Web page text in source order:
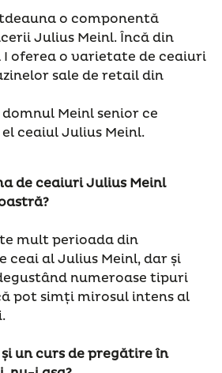
o componentă
Julius Meinl. Încă din
I oferea o varietate de ceaiuri
sale de retail din
Meinl senior ce
ceaiul Julius Meinl.
de ceaiuri Julius Meinl
?
mult perioada din
ceai al Julius Meinl, dar și
numeroase tipuri
pot simți mirosul intens al
un curs de pregătire în